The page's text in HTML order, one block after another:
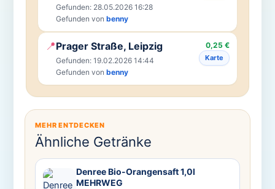
Gefunden: 28.05.2026 16:28
Gefunden von benny
📍Prager Straße, Leipzig
Gefunden: 19.02.2026 14:44
Gefunden von benny
0,25 €
Karte
MEHR ENTDECKEN
Ähnliche Getränke
Denree Bio-Orangensaft 1,0l
MEHRWEG